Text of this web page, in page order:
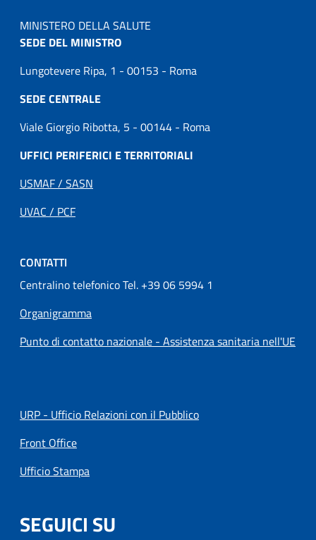
MINISTERO DELLA SALUTE
SEDE DEL MINISTRO
Lungotevere Ripa, 1 - 00153 - Roma
SEDE CENTRALE
Viale Giorgio Ribotta, 5 - 00144 - Roma
UFFICI PERIFERICI E TERRITORIALI
USMAF / SASN
UVAC / PCF
CONTATTI
Centralino telefonico Tel. +39 06 5994 1
Organigramma
Punto di contatto nazionale - Assistenza sanitaria nell'UE
URP - Ufficio Relazioni con il Pubblico
Front Office
Ufficio Stampa
SEGUICI SU